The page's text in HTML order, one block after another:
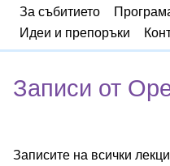
За събитието
Идеи и препоръки
Записи от
Записите на всички